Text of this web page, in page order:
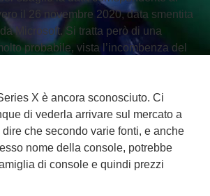
il 26 novembre 2020, data smentita
Microsoft. Si tratta però di una
probabile, vista l’incombenza del
X è ancora sconosciuto. Ci
di vederla arrivare sul mercato a
dire che secondo varie fonti, e anche
nome della console, potrebbe
di console e quindi prezzi